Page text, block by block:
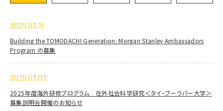
2025.03.11
Building the TOMODACHI Generation: Morgan Stanley Ambassadors
Program の募集
2025.03.03
2025年度海外研修プログラム 在外社会科学研究＜タイ・ブーラパー大学＞
募集説明会開催のお知らせ